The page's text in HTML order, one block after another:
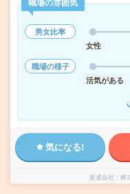
男女比率
女性
職場の様子
活気がある
気になる!
派遣会社 株